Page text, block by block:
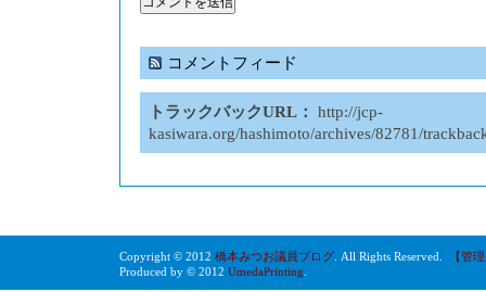
コメントフィード
トラックバックURL：
http://jcp-
kasiwara.org/hashimoto/archives/82781/
Copyright © 2012 橋本みつお議員ブログ . All Rights Reserved.
【管
Produced by © 2012 UmedaPrinting